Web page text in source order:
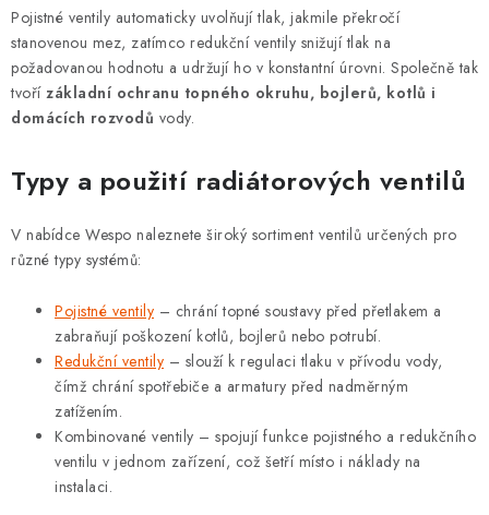
ý
p
i
s
u
Pojistné ventily automaticky uvolňují tlak, jakmile překročí
stanovenou mez, zatímco redukční ventily snižují tlak na
požadovanou hodnotu a udržují ho v konstantní úrovni. Společně tak
tvoří základní ochranu topného okruhu, bojlerů, kotlů i
domácích rozvodů vody.
Typy a použití radiátorových ventilů
V nabídce Wespo naleznete široký sortiment ventilů určených pro
různé typy systémů:
Pojistné ventily – chrání topné soustavy před přetlakem a
zabraňují poškození kotlů, bojlerů nebo potrubí.
Redukční ventily – slouží k regulaci tlaku v přívodu vody,
čímž chrání spotřebiče a armatury před nadměrným
zatížením.
Kombinované ventily – spojují funkce pojistného a redukčního
ventilu v jednom zařízení, což šetří místo i náklady na
instalaci.